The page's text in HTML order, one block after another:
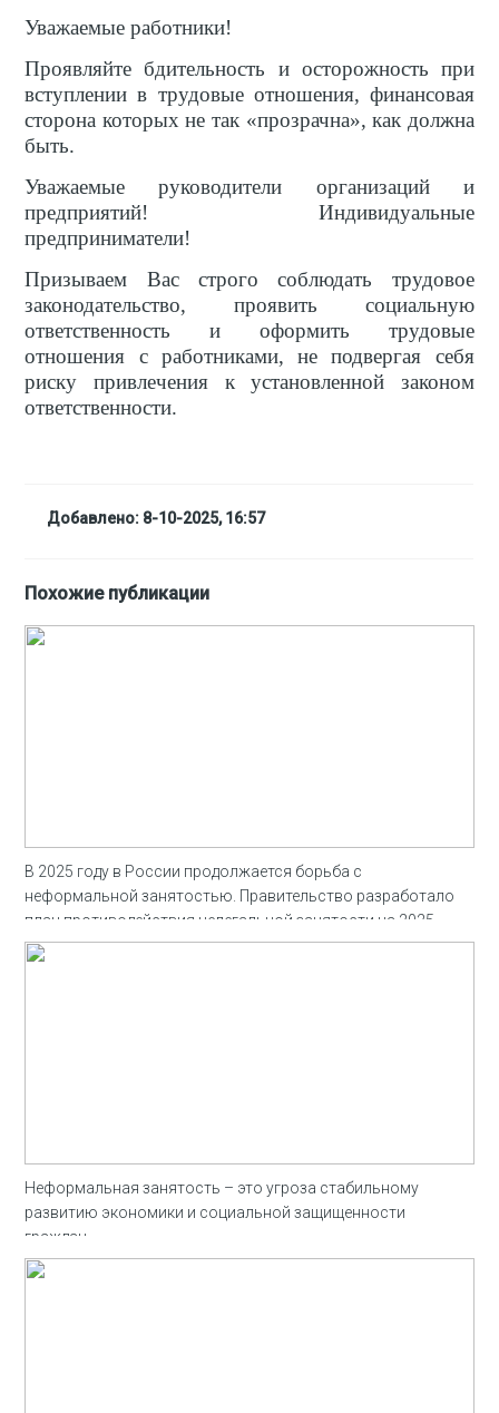
Уважаемые работники!
Проявляйте бдительность и осторожность при
вступлении в трудовые отношения, финансовая
сторона которых не так «прозрачна», как должна
быть.
️Уважаемые руководители организаций и
предприятий! Индивидуальные
предприниматели!
Призываем Вас строго соблюдать трудовое
законодательство, проявить социальную
ответственность и оформить трудовые
отношения с работниками, не подвергая себя
риску привлечения к установленной законом
ответственности.
Добавлено: 8-10-2025, 16:57
Похожие публикации
В 2025 году в России продолжается борьба с
неформальной занятостью. Правительство разработало
план противодействия нелегальной занятости на 2025–
2027 годы, который включает 18 мер на федеральном и
Неформальная занятость – это угроза стабильному
развитию экономики и социальной защищенности
граждан.